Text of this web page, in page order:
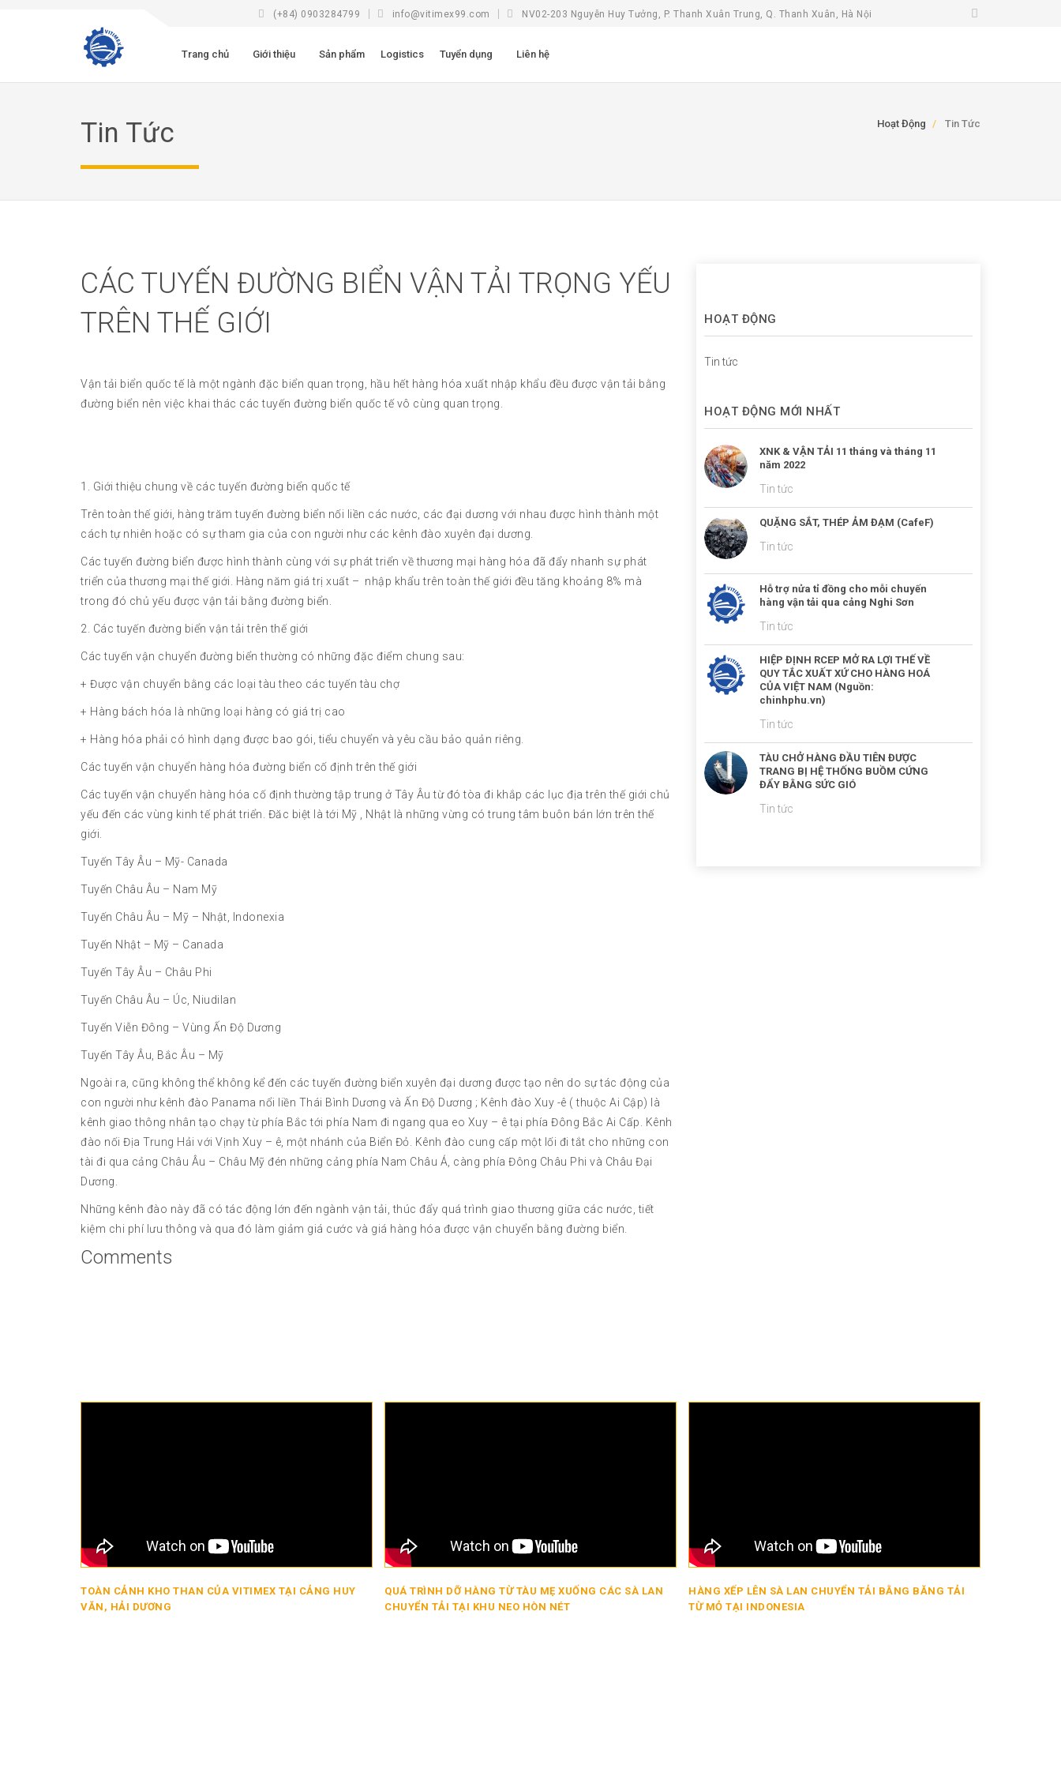
(+84) 0903284799 info@vitimex99.com NV02-203 Nguyễn Huy Tưởng, P. Thanh Xuân Trung, Q. Thanh Xuân, Hà Nội
Trang chủ Giới thiệu Sản phẩm Logistics Tuyển dụng Liên hệ
Tin Tức Hoạt Động Tin Tức
CÁC TUYẾN ĐƯỜNG BIỂN VẬN TẢI TRỌNG YẾU
TRÊN THẾ GIỚI
Vận tải biển quốc tế là một ngành đặc biển quan trọng, hầu hết hàng hóa xuất nhập khẩu đều được vận tải bằng
đường biển nên việc khai thác các tuyến đường biển quốc tế vô cùng quan trọng.
1. Giới thiệu chung về các tuyến đường biển quốc tế
Trên toàn thế giới, hàng trăm tuyến đường biển nối liền các nước, các đại dương với nhau được hình thành một
cách tự nhiên hoặc có sự tham gia của con người như các kênh đào xuyên đại dương.
Các tuyến đường biển được hình thành cùng với sự phát triển về thương mại hàng hóa đã đẩy nhanh sự phát
triển của thương mại thế giới. Hàng năm giá trị xuất – nhập khẩu trên toàn thế giới đều tăng khoảng 8% mà
trong đó chủ yếu được vận tải bằng đường biển.
2. Các tuyến đường biển vận tải trên thế giới
Các tuyến vận chuyển đường biển thường có những đặc điểm chung sau:
+ Được vận chuyển bằng các loại tàu theo các tuyến tàu chợ
+ Hàng bách hóa là những loại hàng có giá trị cao
+ Hàng hóa phải có hình dạng được bao gói, tiểu chuyển và yêu cầu bảo quản riêng.
Các tuyến vận chuyển hàng hóa đường biển cố định trên thế giới
Các tuyến vận chuyển hàng hóa cố định thường tập trung ở Tây Âu từ đó tòa đi khắp các lục địa trên thế giới chủ
yếu đến các vùng kinh tế phát triển. Đăc biệt là tới Mỹ , Nhật là những vừng có trung tâm buôn bán lớn trên thế
giới.
Tuyến Tây Âu – Mỹ- Canada
Tuyến Châu Âu – Nam Mỹ
Tuyến Châu Âu – Mỹ – Nhật, Indonexia
Tuyến Nhật – Mỹ – Canada
Tuyến Tây Âu – Châu Phi
Tuyến Châu Âu – Úc, Niudilan
Tuyến Viễn Đông – Vùng Ấn Độ Dương
Tuyến Tây Âu, Bắc Âu – Mỹ
Ngoài ra, cũng không thể không kể đến các tuyến đường biển xuyên đại dương được tạo nên do sự tác động của
con người như kênh đào Panama nổi liền Thái Bình Dương và Ấn Độ Dương ; Kênh đào Xuy -ê ( thuộc Ai Cập) là
kênh giao thông nhân tạo chạy từ phía Bắc tới phía Nam đi ngang qua eo Xuy – ê tại phía Đông Bắc Ai Cấp. Kênh
đào nối Địa Trung Hải với Vịnh Xuy – ê, một nhánh của Biển Đỏ. Kênh đào cung cấp một lối đi tắt cho những con
tài đi qua cảng Châu Âu – Châu Mỹ đén những cảng phía Nam Châu Á, càng phía Đông Châu Phi và Châu Đại
Dương.
Những kênh đào này đã có tác động lớn đến ngành vận tải, thúc đẩy quá trình giao thương giữa các nước, tiết
kiệm chi phí lưu thông và qua đó làm giảm giá cước và giá hàng hóa được vận chuyển bằng đường biển.
Comments
HOẠT ĐỘNG
Tin tức
HOẠT ĐỘNG MỚI NHẤT
XNK & VẬN TẢI 11 tháng và tháng 11
năm 2022
Tin tức
QUẶNG SẮT, THÉP ẢM ĐẠM (CafeF)
Tin tức
Hỗ trợ nửa tỉ đồng cho mỗi chuyến
hàng vận tải qua cảng Nghi Sơn
Tin tức
HIỆP ĐỊNH RCEP MỞ RA LỢI THẾ VỀ
QUY TẮC XUẤT XỨ CHO HÀNG HOÁ
CỦA VIỆT NAM (Nguồn:
chinhphu.vn)
Tin tức
TÀU CHỞ HÀNG ĐẦU TIÊN ĐƯỢC
TRANG BỊ HỆ THỐNG BUỒM CỨNG
ĐẨY BẰNG SỨC GIÓ
Tin tức
TOÀN CẢNH KHO THAN CỦA VITIMEX TẠI CẢNG HUY
VĂN, HẢI DƯƠNG
QUÁ TRÌNH DỠ HÀNG TỪ TÀU MẸ XUỐNG CÁC SÀ LAN
CHUYỂN TẢI TẠI KHU NEO HÒN NÉT
HÀNG XẾP LÊN SÀ LAN CHUYỂN TẢI BẰNG BĂNG TẢI
TỪ MỎ TẠI INDONESIA